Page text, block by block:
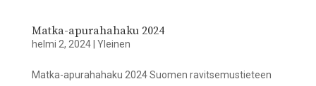
Matka-apurahahaku 2024
helmi 2, 2024| Yleinen
Matka-apurahahaku 2024 Suomen ravitsemustieteen